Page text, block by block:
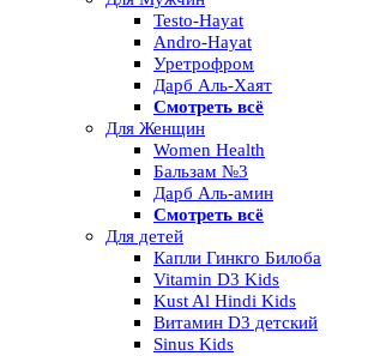
Testo-Hayat
Andro-Hayat
Уретрофром
Дарб Аль-Хаят
Смотреть всё
Для Женщин
Women Health
Бальзам №3
Дарб Аль-амин
Смотреть всё
Для детей
Капли Гинкго Билоба
Vitamin D3 Kids
Kust Al Hindi Kids
Витамин D3 детский
Sinus Kids